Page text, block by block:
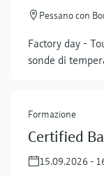
Pessano con
Factory day -
sonde di
Formazione
Certified
15.09.2026 -